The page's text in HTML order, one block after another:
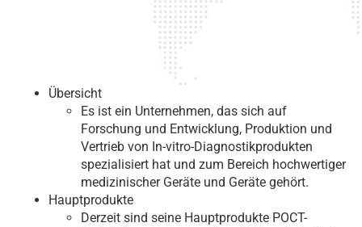
Übersicht
Es ist ein Unternehmen, das sich auf
Forschung und Entwicklung, Produktion und
Vertrieb von In-vitro-Diagnostikprodukten
spezialisiert hat und zum Bereich hochwertiger
medizinischer Geräte und Geräte gehört.
Hauptprodukte
Derzeit sind seine Hauptprodukte POCT-